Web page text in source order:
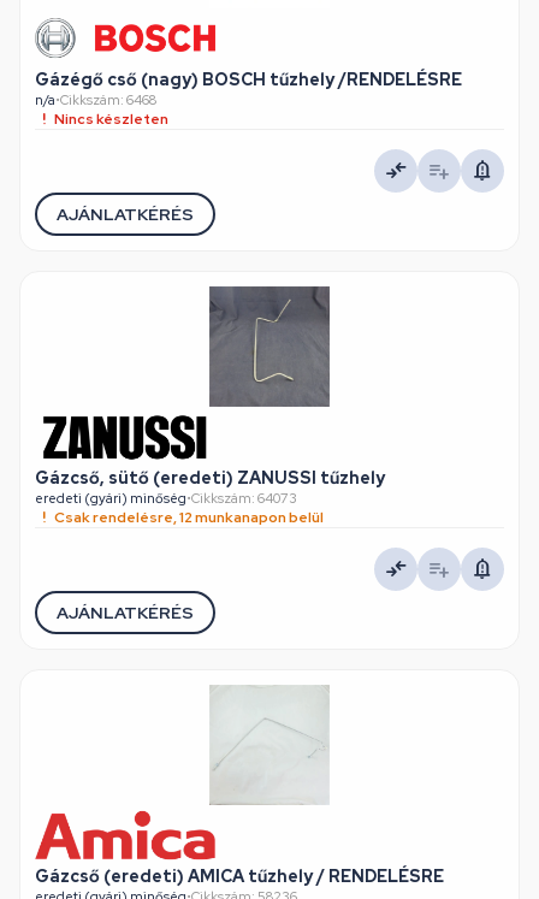
Gázégő cső (nagy) BOSCH tűzhely /RENDELÉSRE
n/a•Cikkszám: 6468
Nincs készleten
AJÁNLATKÉRÉS
Gázcső, sütő (eredeti) ZANUSSI tűzhely
eredeti (gyári) minőség•Cikkszám: 64073
Csak rendelésre, 12 munkanapon belül
AJÁNLATKÉRÉS
Gázcső (eredeti) AMICA tűzhely / RENDELÉSRE